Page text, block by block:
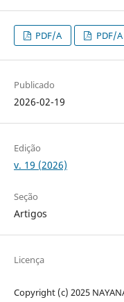
PDF/A PDF/A
Publicado
2026-02-19
Edição
v. 19 (2026)
Seção
Artigos
Licença
Copyright (c) 2025